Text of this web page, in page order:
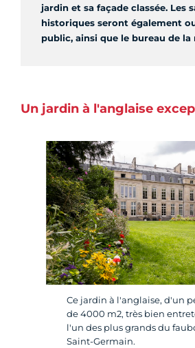
jardin et sa façade classée. Les
historiques seront également
public, ainsi que le bureau de la
Un jardin à l'anglaise
Ce jardin à l'anglaise, d'un
de 4000 m2, très bien
l'un des plus grands du
Saint-Germain.